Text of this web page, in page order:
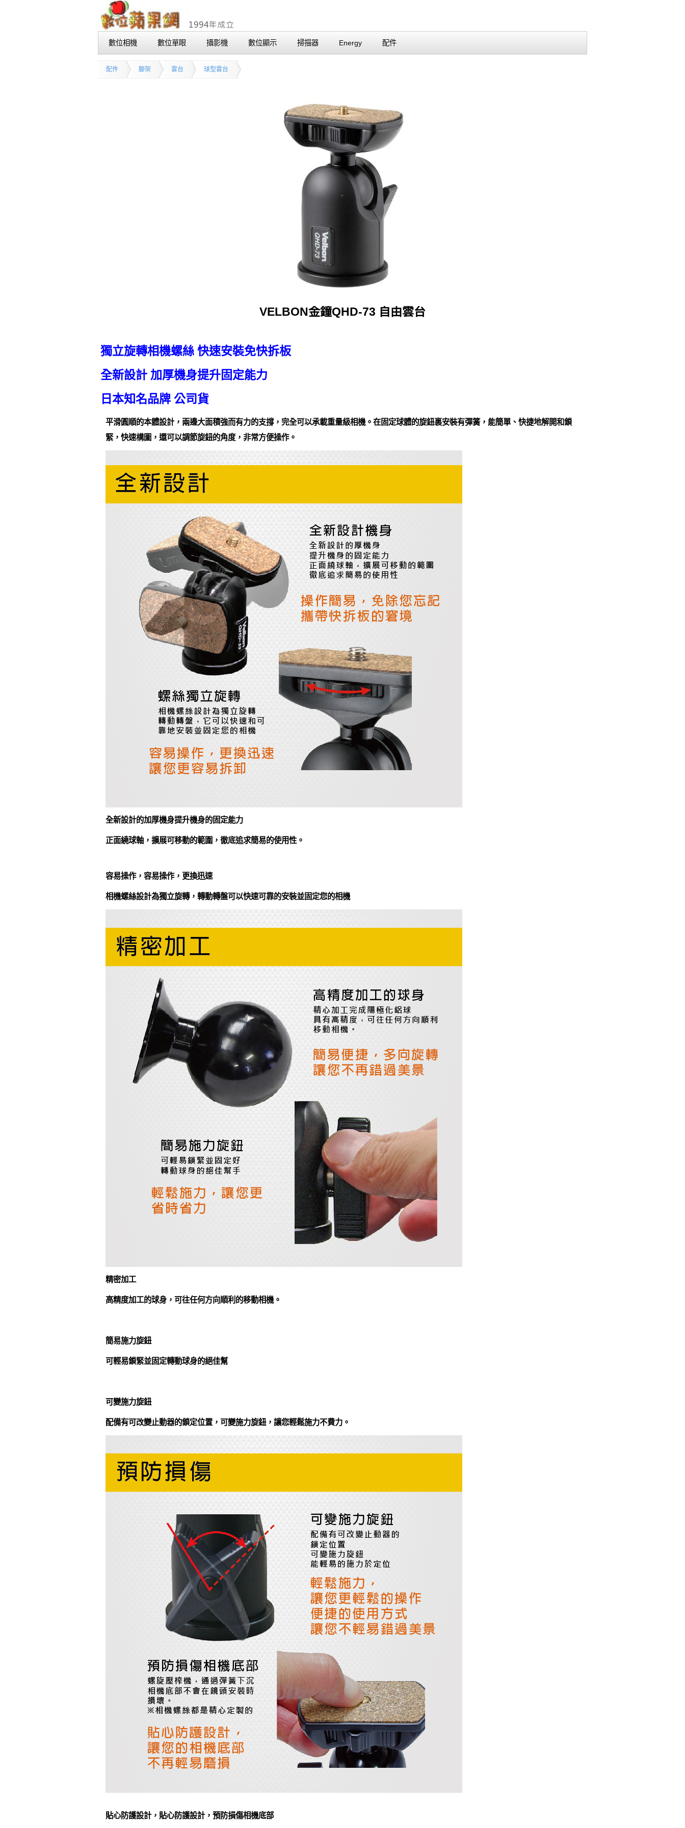
數位相機 數位單眼 攝影機 數位顯示 掃描器 Energy 配件
配件 腳架 雲台 球型雲台
VELBON金鐘QHD-73 自由雲台
獨立旋轉相機螺絲 快速安裝免快拆板
全新設計 加厚機身提升固定能力
日本知名品牌 公司貨
平滑圓順的本體設計，兩邊大面積強而有力的支撐，完全可以承載重量級相機。在固定球體的旋鈕裏安裝有彈簧，能簡單、快捷地解開和鎖
緊，快速構圖，還可以調節旋鈕的角度，非常方便操作。
全新設計的加厚機身提升機身的固定能力
正面繞球軸，擴展可移動的範圍，徹底追求簡易的使用性。
容易操作，容易操作，更換迅速
相機螺絲設計為獨立旋轉，轉動轉盤可以快速可靠的安裝並固定您的相機
精密加工
高精度加工的球身，可往任何方向順利的移動相機。
簡易施力旋鈕
可輕易鎖緊並固定轉動球身的絕佳幫
可變施力旋鈕
配備有可改變止動器的鎖定位置，可變施力旋鈕，讓您輕鬆施力不費力。
貼心防護設計，貼心防護設計，預防損傷相機底部